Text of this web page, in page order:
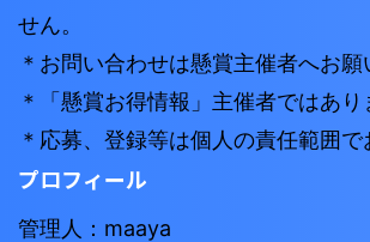
せん。
＊お問い合わせは懸賞主催者へお願
＊「懸賞お得情報」主催者ではあり
＊応募、登録等は個人の責任範囲で
プロフィール
管理人：maaya